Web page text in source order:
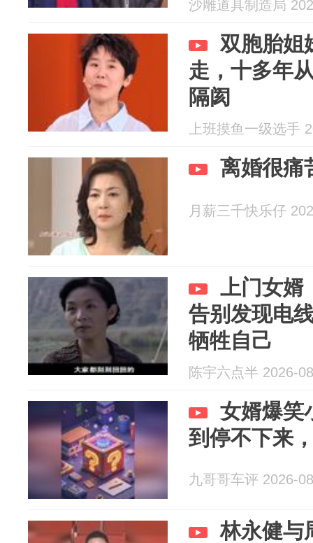
沙雕道具制造局
双胞胎姐
走，十多年
隔阂
上班摸鱼一级选手
离婚很痛
月薪三千快乐仔
上门女婿
告别发现电
牺牲自己
陈宇六点半 2026-
女婿爆笑
到停不下来
九哥哥车评 2026-
林永健与